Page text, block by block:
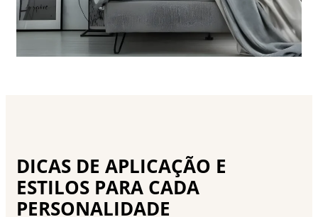
DICAS DE APLICAÇÃO E
ESTILOS PARA CADA
PERSONALIDADE